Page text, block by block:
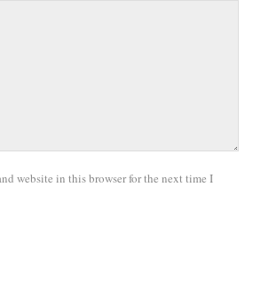
website in this browser for the next time I